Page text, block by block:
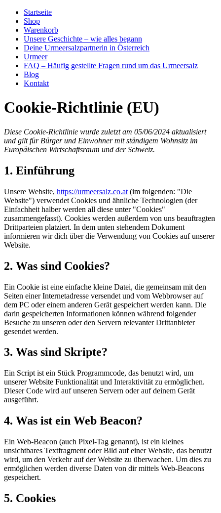
Zum
Inhalt
springen
Startseite
Shop
Warenkorb
Unsere Geschichte – wie alles begann
Deine Urmeersalzpartnerin in Österreich
Urmeer
FAQ – Häufig gestellte Fragen rund um das Urmeersalz
Blog
Kontakt
Cookie-Richtlinie (EU)
Diese Cookie-Richtlinie wurde zuletzt am 05/06/2024 aktualisiert
und gilt für Bürger und Einwohner mit ständigem Wohnsitz im
Europäischen Wirtschaftsraum und der Schweiz.
1. Einführung
Unsere Website, https://urmeersalz.co.at (im folgenden: "Die
Website") verwendet Cookies und ähnliche Technologien (der
Einfachheit halber werden all diese unter "Cookies"
zusammengefasst). Cookies werden außerdem von uns beauftragten
Drittparteien platziert. In dem unten stehendem Dokument
informieren wir dich über die Verwendung von Cookies auf unserer
Website.
2. Was sind Cookies?
Ein Cookie ist eine einfache kleine Datei, die gemeinsam mit den
Seiten einer Internetadresse versendet und vom Webbrowser auf
dem PC oder einem anderen Gerät gespeichert werden kann. Die
darin gespeicherten Informationen können während folgender
Besuche zu unseren oder den Servern relevanter Drittanbieter
gesendet werden.
3. Was sind Skripte?
Ein Script ist ein Stück Programmcode, das benutzt wird, um
unserer Website Funktionalität und Interaktivität zu ermöglichen.
Dieser Code wird auf unseren Servern oder auf deinem Gerät
ausgeführt.
4. Was ist ein Web Beacon?
Ein Web-Beacon (auch Pixel-Tag genannt), ist ein kleines
unsichtbares Textfragment oder Bild auf einer Website, das benutzt
wird, um den Verkehr auf der Website zu überwachen. Um dies zu
ermöglichen werden diverse Daten von dir mittels Web-Beacons
gespeichert.
5. Cookies